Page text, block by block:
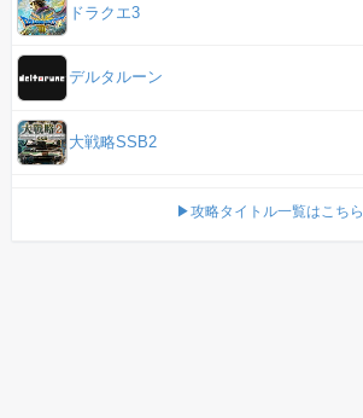
ドラクエ3
デルタルーン
大戦略SSB2
▶攻略タイトル一覧はこちら